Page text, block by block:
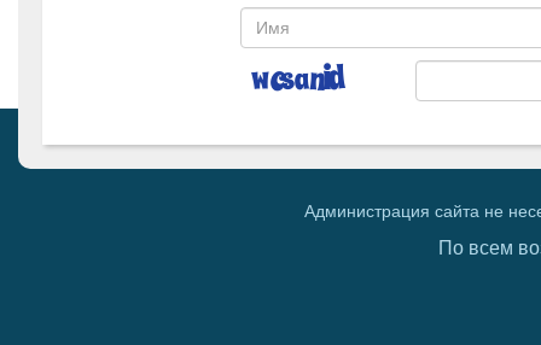
Администрация сайта не
По всем